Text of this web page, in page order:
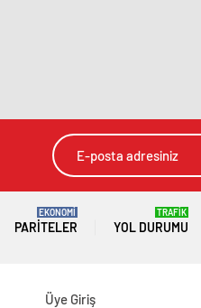
PARITELER
EKONOMİ
YOL DURUMU
TRAFİK
Üye Giriş